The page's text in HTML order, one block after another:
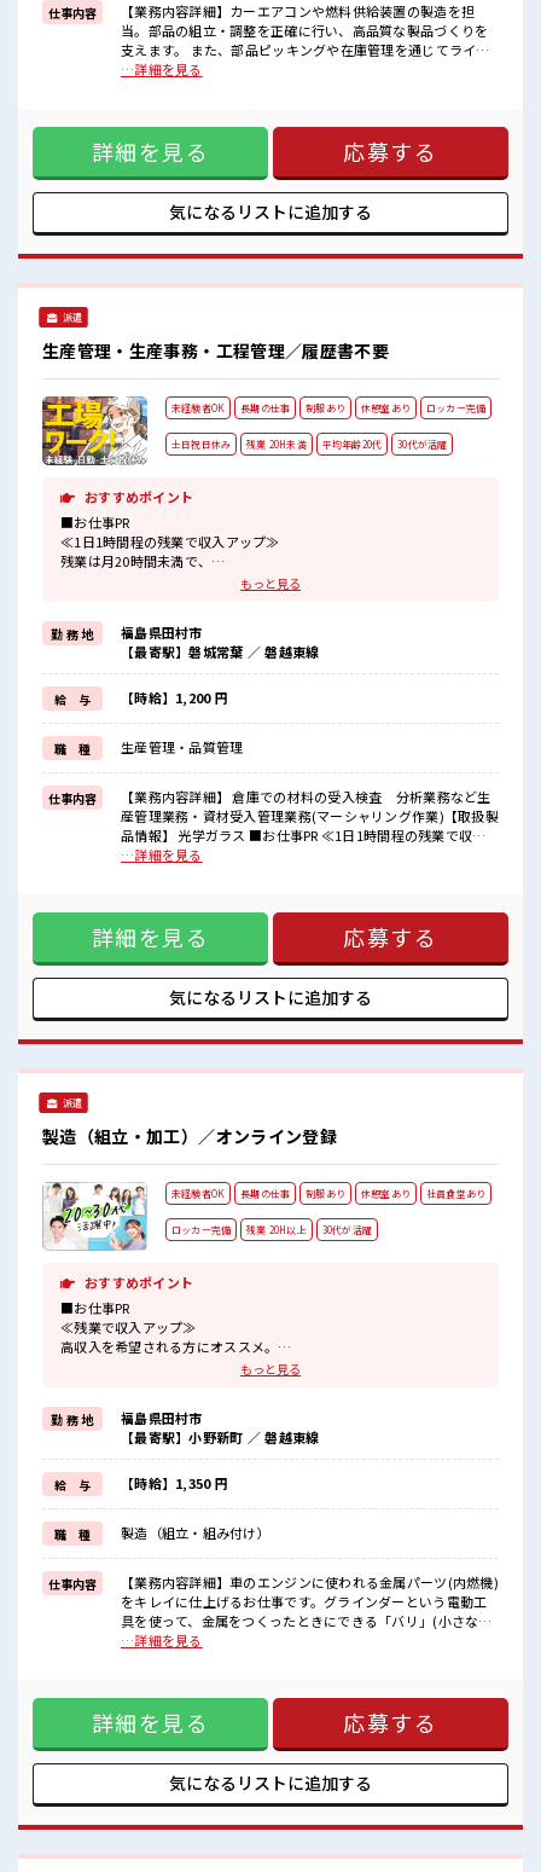
■職場の雰囲気
20代の若い世代がたくさん活躍中の活気ある職場！
休憩室で楽しくランチ♪
ロッカー付き職場♪
仕事内容
【業務内容詳細】カーエアコンや燃料供給装置の製造を担
当。部品の組立・調整を正確に行い、高品質な製品づくりを
支えます。 また、部品ピッキングや在庫管理を通じてライン
へ供給し、生産の流れを円滑にします。【取扱製品情報】自
スメ。 残業は月20時間以上あります♪ ≪機能的な制服アリ≫
制服があるので、 毎日の服装の悩み解消♪ ≪未経験でも活躍
できる≫ 新しいことにチャレンジするのは不安だけど、 しっ
かり働く環境が整っています！ イチからスキルUP・ステップ
UP目指していきましょう！ ≪様々なお仕事をご提案≫ 一人で
悩まず気軽に相談できる、 派遣のお仕事です！ ■職場の雰囲
で楽しくランチ♪ 時間があれば昼寝もしちゃおう！ 持ち物が
多いあなたにもぴったり☆ ロッカー付き職場♪
…詳細を見る
詳細を見る 応募する
気になるリストに追加する
派遣
生産管理・生産事務・工程管理／履歴書不要
未経験者OK 長期の仕事 制服あり 休憩室あり ロッカー完備
土日祝日休み 残業 20H未満 平均年齢20代 30代が活躍
おすすめポイント
■お仕事PR
≪1日1時間程の残業で収入アップ≫
残業は月20時間未満で、
週末は家族や友人と一緒にプライベート満喫！
制服があると毎日の服選びに悩まずOK♪
≪未経験でも活躍できる≫
新しいことにチャレンジするのは不安だけど、
しっかり働く環境が整っています！
イチからスキルUP・ステップUP目指していきましょう！
≪様々なお仕事をご提案≫
一人で悩まず気軽に相談できる、
派遣のお仕事です！
■職場の雰囲気
≪20代の方が多数活躍中の職場≫
休憩室でホッと一息リフレッシュ！
もっと見る
勤 務 地
福島県田村市
【最寄駅】磐城常葉 ／ 磐越東線
給 与 【時給】1,200 円
職 種 生産管理・品質管理
仕事内容
【業務内容詳細】 倉庫での材料の受入検査 分析業務など生
産管理業務・資材受入管理業務(マーシャリング作業)【取扱製
品情報】 光学ガラス ■お仕事PR ≪1日1時間程の残業で収入
アップ≫ 残業は月20時間未満で、 ほどよく稼げます♪ ≪週休
≫ 新しいことにチャレンジするのは不安だけど、 しっかり働
く環境が整っています！ イチからスキルUP・ステップUP目
指していきましょう！ ≪様々なお仕事をご提案≫ 一人で悩ま
ず気軽に相談できる、 派遣のお仕事です！ ■職場の雰囲気
≪20代の方が多数活躍中の職場≫ 休憩室でホッと一息リフレ
ッシュ！ 持ち物が多いあなたにもぴったり☆ ロッカー付き職
…詳細を見る
詳細を見る 応募する
気になるリストに追加する
派遣
製造（組立・加工）／オンライン登録
未経験者OK 長期の仕事 制服あり 休憩室あり 社員食堂あり
ロッカー完備 残業 20H以上 30代が活躍
おすすめポイント
■お仕事PR
≪残業で収入アップ≫
高収入を希望される方にオススメ。
残業は月20時間以上あります♪
制服があるので、
毎日の服装の悩み解消♪
≪未経験の方も大カンゲイ≫
新しいことにチャレンジするのは不安だけど、
しっかり働く環境が整っています！
イチからスキルUP・ステップUP目指していきましょう！
≪様々なお仕事をご提案≫
一人で悩まず気軽に相談できる、
派遣のお仕事です！
■職場の雰囲気
休憩室で楽しくおしゃべり！
ストレス解消☆
残業が多めだからしっかり稼ぎたい方にもオススメ！
もっと見る
勤 務 地
福島県田村市
【最寄駅】小野新町 ／ 磐越東線
給 与 【時給】1,350 円
職 種 製造（組立・組み付け）
仕事内容
【業務内容詳細】車のエンジンに使われる金属パーツ(内燃機)
をキレイに仕上げるお仕事です。グラインダーという電動工
具を使って、金属をつくったときにできる「バリ」(小さな出
っぱりやギザギザ)を削り取ります。金属のパーツが、しっか
PR ≪残業で収入アップ≫ 高収入を希望される方にオススメ。
残業は月20時間以上あります♪ ≪機能的な制服アリ≫ 制服が
あるので、 毎日の服装の悩み解消♪ ≪未経験の方も大カンゲ
イ≫ 新しいことにチャレンジするのは不安だけど、 しっかり
働く環境が整っています！ イチからスキルUP・ステップUP
目指していきましょう！ ≪様々なお仕事をご提案≫ 一人で悩
休憩室で楽しくおしゃべり！ ストレス解消☆ 持ち物が多いあ
なたにもぴったり☆ ロッカー付き職場♪ 残業が多めだからし
…詳細を見る
詳細を見る 応募する
気になるリストに追加する